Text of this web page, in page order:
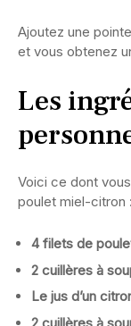
Ajoutez une
et vous obtenez
Les
Voici ce dont
poulet miel-citron :
4 filets de
2 cuillères à
Le jus d’un
2 cuillères à